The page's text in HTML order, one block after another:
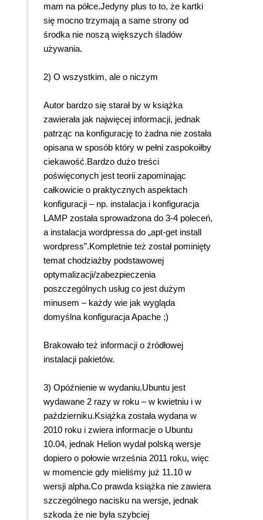
mam na półce.Jedyny plus to to, że kartki
się mocno trzymają a same strony od
środka nie noszą większych śladów
używania.
2) O wszystkim, ale o niczym
Autor bardzo się starał by w książka
zawierała jak najwięcej informacji, jednak
patrząc na konfigurację to żadna nie została
opisana w sposób który w pełni zaspokoiłby
ciekawość.Bardzo dużo treści
poświęconych jest teorii zapominając
całkowicie o praktycznych aspektach
konfiguracji – np. instalacja i konfiguracja
LAMP została sprowadzona do 3-4 poleceń,
a instalacja wordpressa do „apt-get install
wordpress”.Kompletnie też został pominięty
temat chodziażby podstawowej
optymalizacji/zabezpieczenia
poszczególnych usług co jest dużym
minusem – każdy wie jak wygląda
domyślna konfiguracja Apache ;)
Brakowało też informacji o źródłowej
instalacji pakietów.
3) Opóźnienie w wydaniu.Ubuntu jest
wydawane 2 razy w roku – w kwietniu i w
październiku.Książka została wydana w
2010 roku i zwiera informacje o Ubuntu
10.04, jednak Helion wydał polską wersje
dopiero o połowie września 2011 roku, więc
w momencie gdy mieliśmy już 11.10 w
wersji alpha.Co prawda książka nie zawiera
szczególnego nacisku na wersje, jednak
szkoda że nie była szybciej